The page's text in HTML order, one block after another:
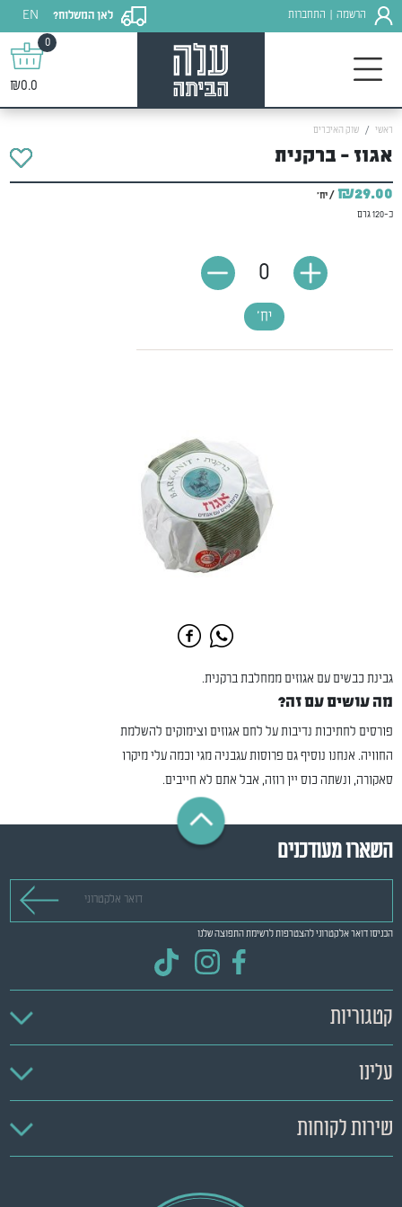
הרשמה התחברות לאן המשלוח?
EN
0
₪0.0
ראשי שוק האיכרים
אגוז - ברקנית
₪29.00 / יח'
כ-120 גרם
יח'
0
גבינת כבשים עם אגוזים ממחלבת ברקנית.
מה עושים עם זה?
פורסים לחתיכות נדיבות על לחם אגוזים וצימוקים להשלמת
החוויה. אנחנו נוסיף גם פרוסות עגבניה מגי וכמה עלי מיקרו
סאקורה, ונשתה כוס יין רוזה, אבל אתם לא חייבים.
השארו מעודכנים
הכניסו דואר אלקטרוני להצטרפות לרשימת התפוצה שלנו
קטגוריות
עלינו
שירות לקוחות